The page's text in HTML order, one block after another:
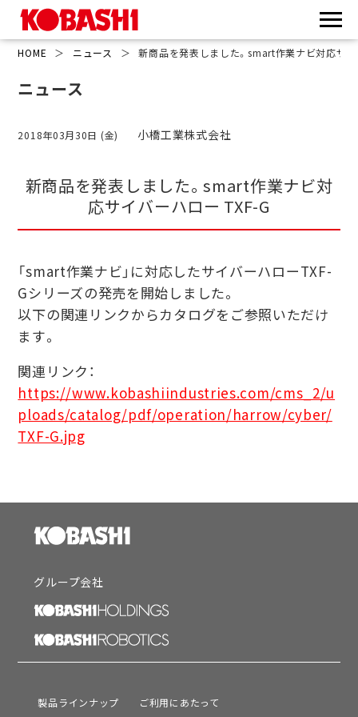
HOME ＞ ニュース ＞ 新商品を発表しました。smart作業ナビ対応サ
ニュース
2018年03月30日 (金) 小橋工業株式会社
新商品を発表しました。smart作業ナビ対
応サイバーハロー TXF-G
「smart作業ナビ」に対応したサイバーハローTXF-
Gシリーズの発売を開始しました。
以下の関連リンクからカタログをご参照いただけ
ます。
関連リンク：
https://www.kobashiindustries.com/cms_2/u
ploads/catalog/pdf/operation/harrow/cyber/
TXF-G.jpg
グループ会社
製品ラインナップ ご利用にあたって